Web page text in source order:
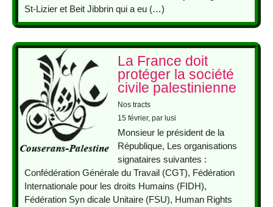
St-Lizier et Beit Jibbrin qui a eu (…)
La France doit
protéger la société
civile palestinienne
Nos tracts
15 février, par lusi
Monsieur le président de la
République, Les organisations
signataires suivantes :
Confédération Générale du Travail (CGT), Fédération
Internationale pour les droits Humains (FIDH),
Fédération Syn dicale Unitaire (FSU), Human Rights